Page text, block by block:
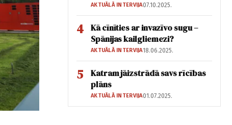
AKTUĀLĀ INTERVIJA07.10.2025.
4
Kā cīnīties ar invazīvo sugu –
Spānijas kailgliemezi?
AKTUĀLĀ INTERVIJA18.06.2025.
5
Katram jāizstrādā savs rīcības
plāns
AKTUĀLĀ INTERVIJA01.07.2025.